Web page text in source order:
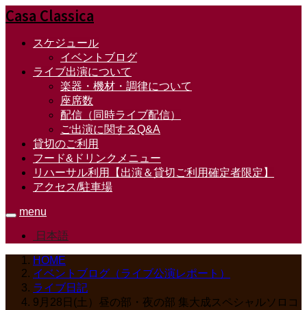
Casa Classica
スケジュール
イベントブログ
ライブ出演について
楽器・機材・調律について
座席数
配信（同時ライブ配信）
ご出演に関するQ&A
貸切のご利用
フード&ドリンクメニュー
リハーサル利用【出演＆貸切ご利用確定者限定】
アクセス/駐車場
menu
日本語
HOME
イベントブログ（ライブ公演レポート）
ライブ日記
9月28日(土）昼の部・夜の部 集大成スペシャルソロコ